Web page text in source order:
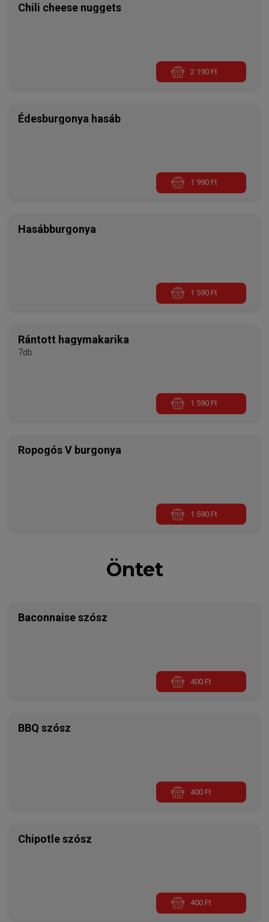
Chili cheese nuggets
2 190 Ft
Édesburgonya hasáb
1 990 Ft
Hasábburgonya
1 590 Ft
Rántott hagymakarika
7db
1 590 Ft
Ropogós V burgonya
1 590 Ft
Öntet
Baconnaise szósz
400 Ft
BBQ szósz
400 Ft
Chipotle szósz
400 Ft